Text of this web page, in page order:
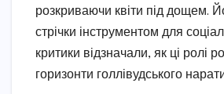
розкриваючи квіти під дощем.
стрічки інструментом для
критики відзначали, як ці ролі
горизонти голлівудського